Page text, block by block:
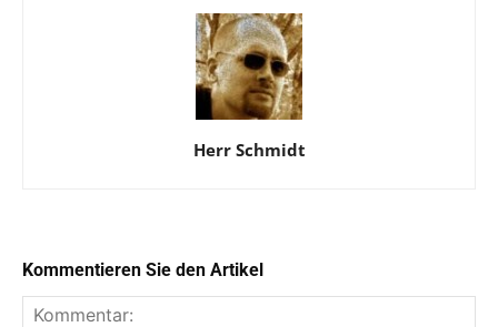
Herr Schmidt
Kommentieren Sie den Artikel